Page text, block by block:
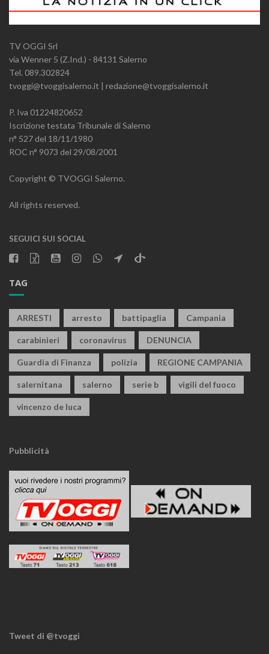
TV OGGI Srl
via Wenner 5 (Z.Ind.) - 84131 Salerno
Tel. 089.302824
tvoggi@tvoggisalerno.it | redazione@tvoggisalerno.it
P. Iva 01224820652
Iscrizione testata Tribunale di Salerno
n° 527 del 18/11/1980
ROC n° 9073 del 29/08/2001
Copyright © TVOGGI Salerno.
All rights reserved.
SEGUICI SUI SOCIAL
TAG
ARRESTI arresto battipaglia Campania
carabinieri coronavirus DENUNCIA
Guardia di Finanza polizia REGIONE CAMPANIA
salernitana salerno serie b vigili del fuoco
vincenzo de luca
Pubblicità
Tweet di @tvoggi